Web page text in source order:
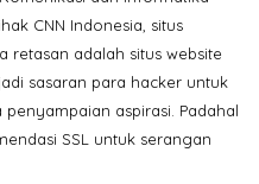
CNN Indonesia, situs
retasan adalah situs website
sasaran para hacker untuk
aspirasi. Padahal
SSL untuk serangan